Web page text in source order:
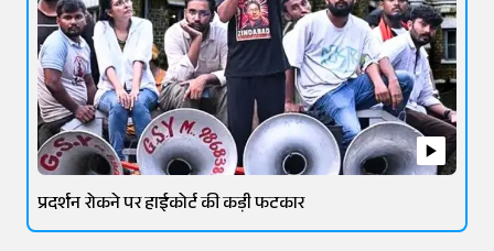
प्रदर्शन रोकने पर हाईकोर्ट की कड़ी फटकार